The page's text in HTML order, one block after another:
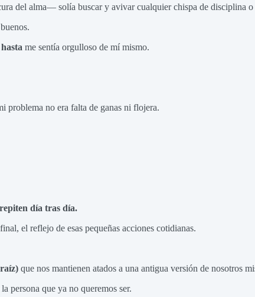
del alma— solía buscar y avivar cualquier chispa de disciplina
hasta me sentía orgulloso de mí mismo.
problema no era falta de ganas ni flojera.
día tras día.
el reflejo de esas pequeñas acciones cotidianas.
que nos mantienen atados a una antigua versión de nosotros
persona que ya no queremos ser.